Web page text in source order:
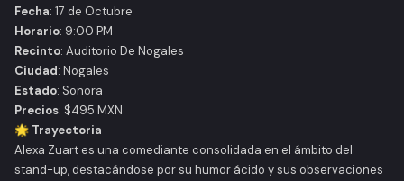
Fecha: 17 de Octubre
Horario: 9:00 PM
Recinto: Auditorio De Nogales
Ciudad: Nogales
Estado: Sonora
Precios: $495 MXN
🌟 Trayectoria
Alexa Zuart es una comediante consolidada en el ámbito del
stand-up, destacándose por su humor ácido y sus observaciones